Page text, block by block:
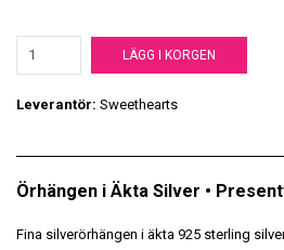
LÄGG I KORGEN
Leverantör: Sweethearts
Örhängen i Äkta Silver •
Fina silverörhängen i äkta 925 sterling